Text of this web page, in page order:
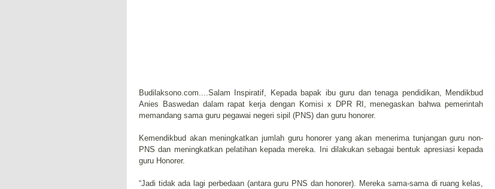
Budilaksono.com....Salam Inspiratif, Kepada bapak ibu guru dan tenaga pendidikan, Mendikbud
Anies Baswedan dalam rapat kerja dengan Komisi x DPR RI, menegaskan bahwa pemerintah
memandang sama guru pegawai negeri sipil (PNS) dan guru honorer.
Kemendikbud akan meningkatkan jumlah guru honorer yang akan menerima tunjangan guru non-
PNS dan meningkatkan pelatihan kepada mereka. Ini dilakukan sebagai bentuk apresiasi kepada
guru Honorer.
“Jadi tidak ada lagi perbedaan (antara guru PNS dan honorer). Mereka sama-sama di ruang kelas,